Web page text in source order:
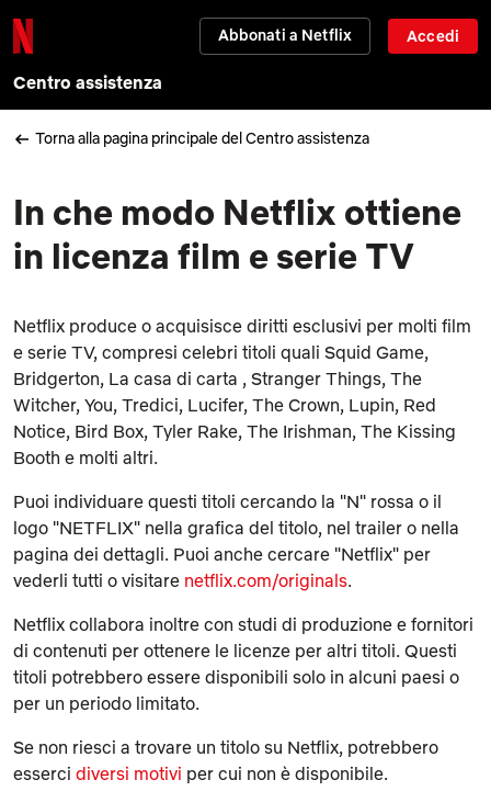
Abbonati a Netflix Accedi
Centro assistenza
Torna alla pagina principale del Centro assistenza
In che modo Netflix ottiene
in licenza film e serie TV
Netflix produce o acquisisce diritti esclusivi per molti film
e serie TV, compresi celebri titoli quali Squid Game,
Bridgerton, La casa di carta , Stranger Things, The
Witcher, You, Tredici, Lucifer, The Crown, Lupin, Red
Notice, Bird Box, Tyler Rake, The Irishman, The Kissing
Booth e molti altri.
Puoi individuare questi titoli cercando la "N" rossa o il
logo "NETFLIX" nella grafica del titolo, nel trailer o nella
pagina dei dettagli. Puoi anche cercare "Netflix" per
vederli tutti o visitare netflix.com/originals.
Netflix collabora inoltre con studi di produzione e fornitori
di contenuti per ottenere le licenze per altri titoli. Questi
titoli potrebbero essere disponibili solo in alcuni paesi o
per un periodo limitato.
Se non riesci a trovare un titolo su Netflix, potrebbero
esserci diversi motivi per cui non è disponibile.